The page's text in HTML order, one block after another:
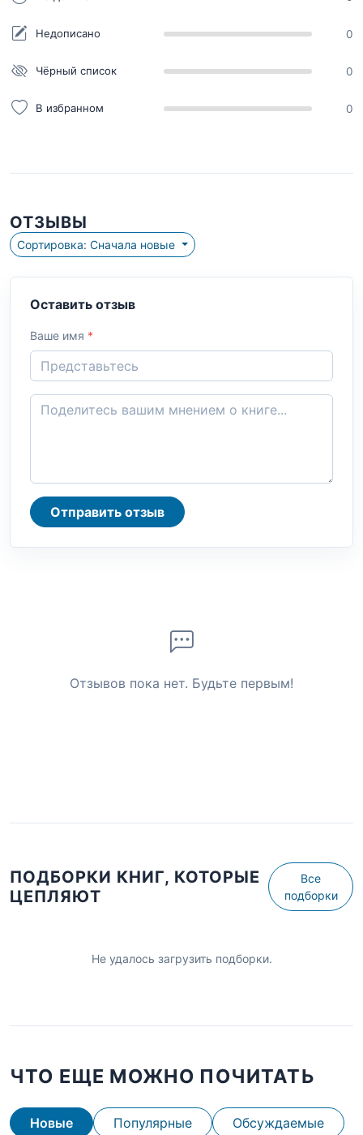
Недописано 0
Чёрный список 0
В избранном 0
ОТЗЫВЫ
Сортировка: Сначала новые
Оставить отзыв
Ваше имя *
Отправить отзыв
Отзывов пока нет. Будьте первым!
ПОДБОРКИ КНИГ, КОТОРЫЕ
ЦЕПЛЯЮТ
Все
подборки
Не удалось загрузить подборки.
ЧТО ЕЩЕ МОЖНО ПОЧИТАТЬ
Новые Популярные Обсуждаемые